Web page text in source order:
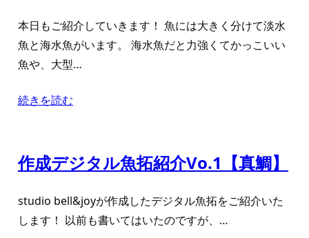
本日もご紹介していきます！ 魚には大きく分けて淡水
魚と海水魚がいます。 海水魚だと力強くてかっこいい
魚や、大型…
続きを読む
作成デジタル魚拓紹介Vo.1【真鯛】
studio bell&joyが作成したデジタル魚拓をご紹介いた
します！ 以前も書いてはいたのですが、…